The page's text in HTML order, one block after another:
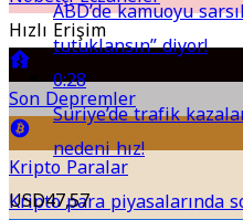
Hızlı Erişim
Son Depremler
Kripto Paralar
Kripto para piyasalarında
ABD’de kamuoyu
tutuklansın” diyor!
0:28
Suriye’de trafik
nedeni hız!
USD47,57